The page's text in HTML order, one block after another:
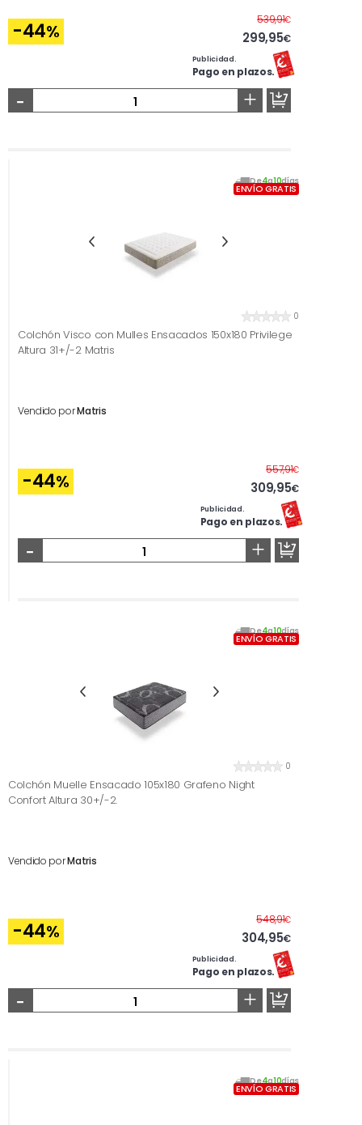
-44%
539,91€Antes
299,95€
Publicidad.
Pago en plazos.
- +
De4a10días
ENVÍO GRATIS
0
Colchón Visco con Mulles Ensacados 150x180 Privilege
Altura 31+/-2 Matris
Vendido porMatris
-44%
557,91€Antes
309,95€
Publicidad.
Pago en plazos.
- +
De4a10días
ENVÍO GRATIS
0
Colchón Muelle Ensacado 105x180 Grafeno Night
Confort Altura 30+/-2.
Vendido porMatris
-44%
548,91€Antes
304,95€
Publicidad.
Pago en plazos.
- +
De4a10días
ENVÍO GRATIS